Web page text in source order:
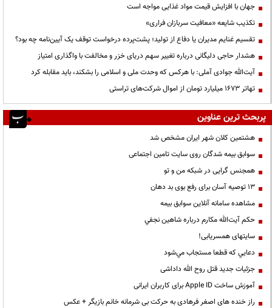
جهان با افزایش قیمت مواد غذایی مواجه است
تکذیب شایعه «معافیت سربازان فراری»
تقسیم غنایم مدیران یا دفاع از تولید؛ پشت‌پرده درخواست توقف یک آیین‌نامه چه بود؟
هشدار حاجی دلیگانی درباره تغییر سهم دریای خزر و مخالفت با واگذاری امتیاز
آیت‌الله جوادی آملی: با هرکس که وحدت ملی و اسلامی را بشکند، باید مقابله کرد
تهاتر ۱۶۷۳ میلیارد تومان از اموال شرکت‌های تراستی
پربحث ترین عناوین
هشتمین کلان شهر ایران مشخص شد
سوابق بیمه شدگان روی سایت تامین اجتماعی
همجنس گرایی در شبکه من و تو
13 توصیه آسان برای رفع بوی بد دهان
مشاهده سامانه آنلاين سوابق بیمه
حكم آيت‌الله مكارم درباره شاهين نجفي
سایتهای همسریابی!
دعايي كه قطعا مستجاب مي‌شود
جزئیات جدید قتل روح الله داداشی
آموزش ساخت Apple ID برای کاربران ایرانی
راز خنده های اصغر فرهادی به حرکت بی شرمانه خانم بازیگر + عکس